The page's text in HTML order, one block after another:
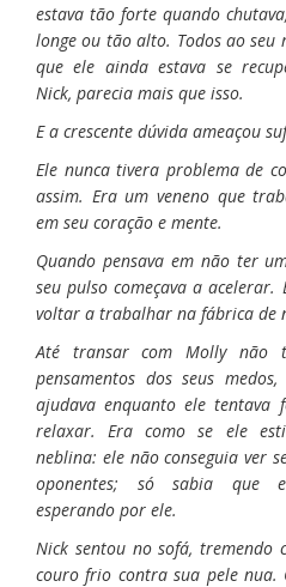
estava tão forte quando
longe ou tão alto. Todos ao seu
que ele ainda estava se
Nick, parecia mais que isso.
E a crescente dúvida ameaçou
Ele nunca tivera problema de
assim. Era um veneno que
em seu coração e mente.
Quando pensava em não ter
seu pulso começava a acelerar.
voltar a trabalhar na fábrica de
Até transar com Molly não
pensamentos dos seus
ajudava enquanto ele tentava
relaxar. Era como se ele
neblina: ele não conseguia ver
oponentes; só sabia que
esperando por ele.
Nick sentou no sofá, tremendo
couro frio contra sua pele nua.